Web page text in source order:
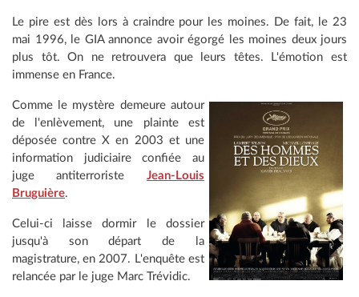
Le pire est dès lors à craindre pour les moines. De fait, le 23
mai 1996, le GIA annonce avoir égorgé les moines deux jours
plus tôt. On ne retrouvera que leurs têtes. L'émotion est
immense en France.
Comme le mystère demeure autour
de l'enlèvement, une plainte est
déposée contre X en 2003 et une
information judiciaire confiée au
juge antiterroriste Jean-Louis
Bruguière.
Celui-ci laisse dormir le dossier
jusqu'à son départ de la
magistrature, en 2007. L'enquête est
relancée par le juge Marc Trévidic.